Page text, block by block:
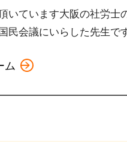
いています大阪の社労士
民会議にいらした先生で
ム